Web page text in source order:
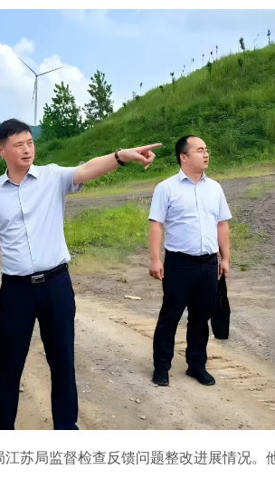
苏局监督检查反馈问题整改进展情况。